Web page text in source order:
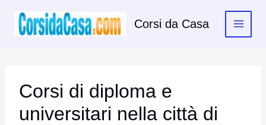
contenuto
Corsi da Casa
Corsi di diploma e
universitari nella città di